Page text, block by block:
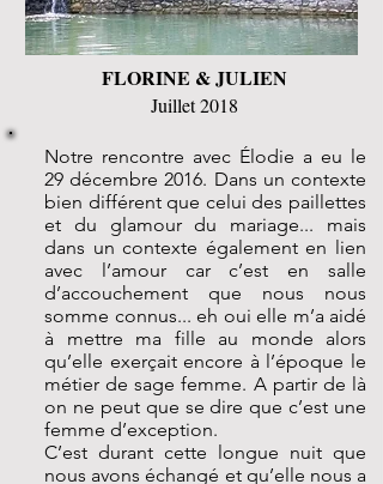
FLORINE & JULIEN
Juillet 2018
Notre rencontre avec Élodie a eu le
29 décembre 2016. Dans un contexte
bien différent que celui des paillettes
et du glamour du mariage... mais
dans un contexte également en lien
avec l’amour car c’est en salle
d’accouchement que nous nous
somme connus... eh oui elle m’a aidé
à mettre ma fille au monde alors
qu’elle exerçait encore à l’époque le
métier de sage femme. A partir de là
on ne peut que se dire que c’est une
femme d’exception.
C’est durant cette longue nuit que
nous avons échangé et qu’elle nous a